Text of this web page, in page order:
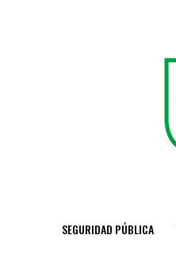
SEGURIDAD PÚBLICA